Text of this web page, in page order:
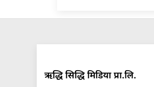
ऋद्धि सिद्धि मिडिया प्रा.लि.